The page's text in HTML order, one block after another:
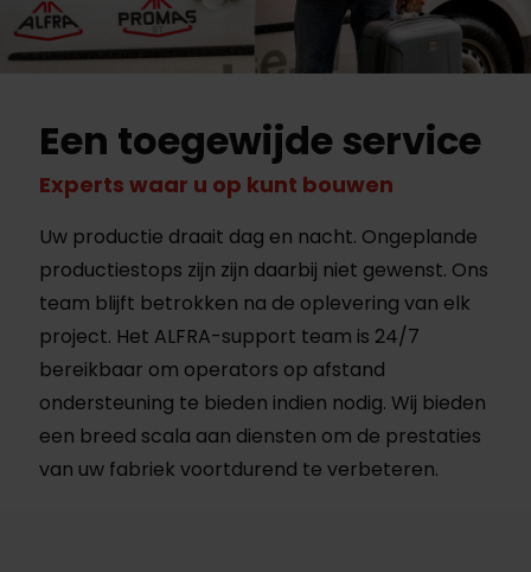
Een toegewijde service
Experts waar u op kunt bouwen
Uw productie draait dag en nacht. Ongeplande
productiestops zijn zijn daarbij niet gewenst. Ons
team blijft betrokken na de oplevering van elk
project. Het ALFRA-support team is 24/7
bereikbaar om operators op afstand
ondersteuning te bieden indien nodig. Wij bieden
een breed scala aan diensten om de prestaties
van uw fabriek voortdurend te verbeteren.